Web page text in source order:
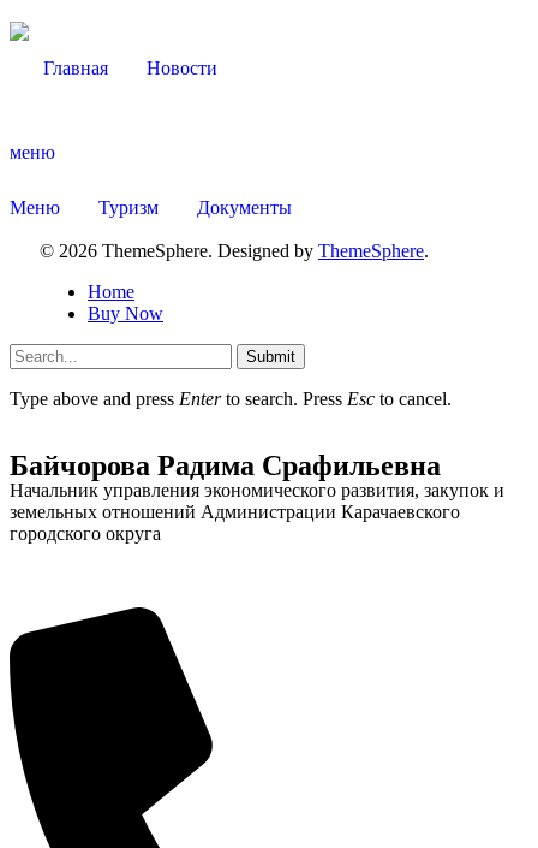
Главная Новости
меню
Меню Туризм Документы
© 2026 ThemeSphere. Designed by ThemeSphere.
Home
Buy Now
Submit
Type above and press Enterto search. Press Esc to cancel.
Администрация
Байчорова Радима Срафильевна
Начальник управления экономического развития, закупок и
земельных отношений Администрации Карачаевского
городского округа